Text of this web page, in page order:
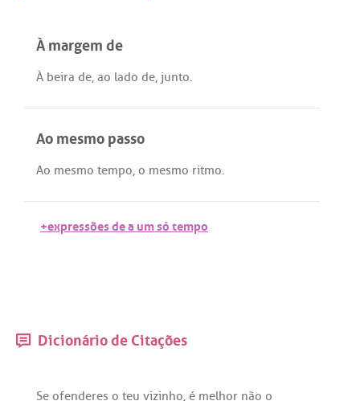
À margem de
À beira de, ao lado de, junto.
Ao mesmo passo
Ao mesmo tempo, o mesmo ritmo.
+expressões de a um só tempo
Dicionário de Citações
Se ofenderes o teu vizinho, é melhor não o